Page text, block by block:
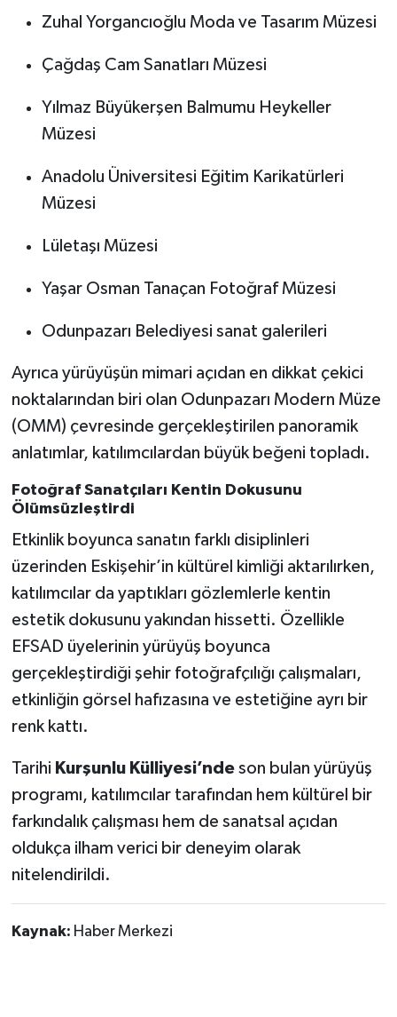
Zuhal Yorgancıoğlu Moda ve Tasarım Müzesi
Çağdaş Cam Sanatları Müzesi
Yılmaz Büyükerşen Balmumu Heykeller
Müzesi
Anadolu Üniversitesi Eğitim Karikatürleri
Müzesi
Lületaşı Müzesi
Yaşar Osman Tanaçan Fotoğraf Müzesi
Odunpazarı Belediyesi sanat galerileri
Ayrıca yürüyüşün mimari açıdan en dikkat çekici
noktalarından biri olan Odunpazarı Modern Müze
(OMM) çevresinde gerçekleştirilen panoramik
anlatımlar, katılımcılardan büyük beğeni topladı.
Fotoğraf Sanatçıları Kentin Dokusunu
Ölümsüzleştirdi
Etkinlik boyunca sanatın farklı disiplinleri
üzerinden Eskişehir’in kültürel kimliği aktarılırken,
katılımcılar da yaptıkları gözlemlerle kentin
estetik dokusunu yakından hissetti. Özellikle
EFSAD üyelerinin yürüyüş boyunca
gerçekleştirdiği şehir fotoğrafçılığı çalışmaları,
etkinliğin görsel hafızasına ve estetiğine ayrı bir
renk kattı.
Tarihi Kurşunlu Külliyesi’ndeson bulan yürüyüş
programı, katılımcılar tarafından hem kültürel bir
farkındalık çalışması hem de sanatsal açıdan
oldukça ilham verici bir deneyim olarak
nitelendirildi.
Kaynak: Haber Merkezi